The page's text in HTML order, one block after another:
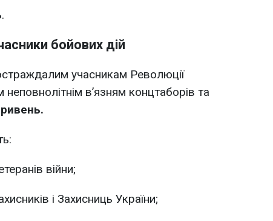
.
бойових дій
учасникам Революції
в’язням концтаборів та
війни;
і Захисниць України;